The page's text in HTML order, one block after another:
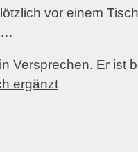
vor einem
Versprechen. Er ist